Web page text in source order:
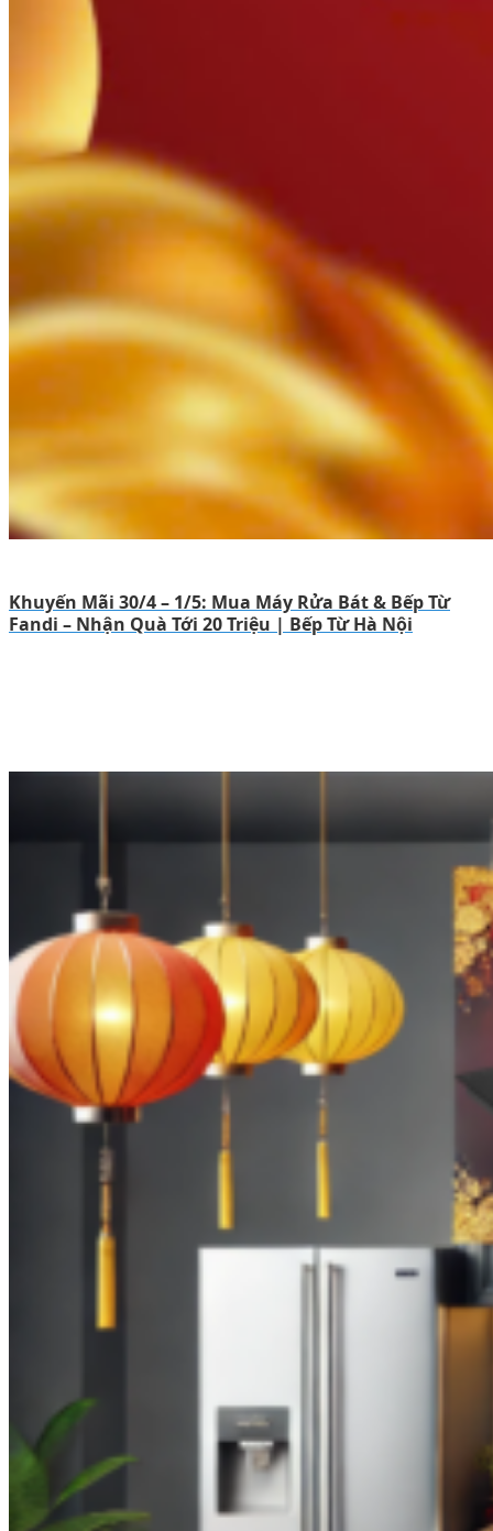
Khuyến Mãi 30/4 – 1/5: Mua Máy Rửa Bát & Bếp Từ
Fandi – Nhận Quà Tới 20 Triệu | Bếp Từ Hà Nội